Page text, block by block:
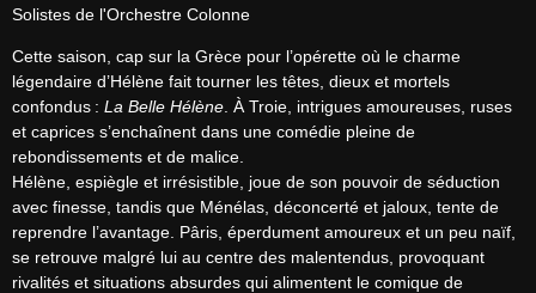
Solistes de l'Orchestre Colonne
Cette saison, cap sur la Grèce pour l’opérette où le charme
légendaire d’Hélène fait tourner les têtes, dieux et mortels
confondus : La Belle Hélène . À Troie, intrigues amoureuses, ruses
et caprices s’enchaînent dans une comédie pleine de
rebondissements et de malice.
Hélène, espiègle et irrésistible, joue de son pouvoir de séduction
avec finesse, tandis que Ménélas, déconcerté et jaloux, tente de
reprendre l’avantage. Pâris, éperdument amoureux et un peu naïf,
se retrouve malgré lui au centre des malentendus, provoquant
rivalités et situations absurdes qui alimentent le comique de